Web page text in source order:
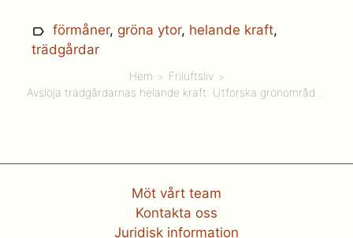
förmåner, gröna ytor, helande kraft,
trädgårdar
Hem
Friluftsliv
Avslöja trädgårdarnas helande kraft: Utforska grönområdens underverk för välbefinnande
Möt vårt team
Kontakta oss
Juridisk information